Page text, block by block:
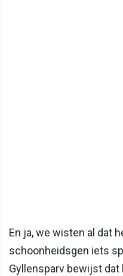
En ja, we wisten al dat
schoonheidsgen iets
Gyllensparv bewijst dat